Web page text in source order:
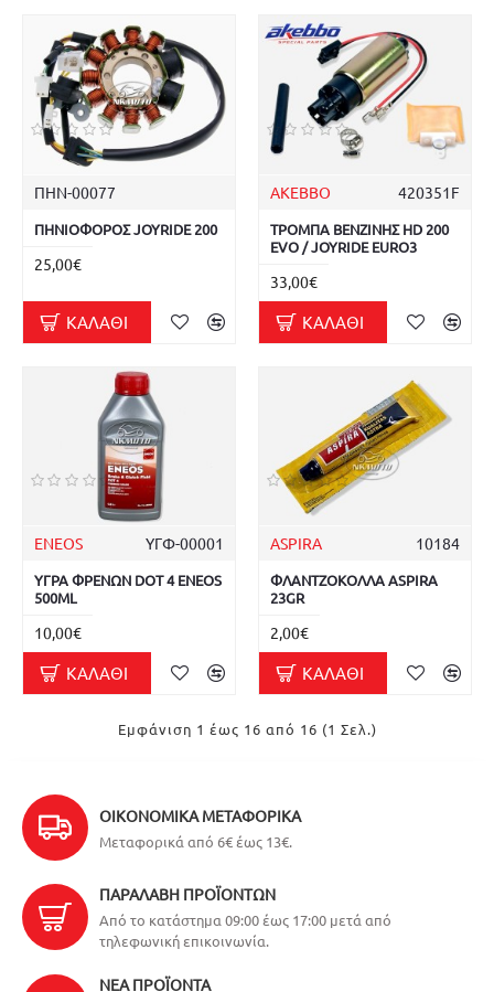
ΠΗΝ-00077
ΠΗΝΙΟΦΟΡΟΣ JOYRIDE 200
25,00€
ΚΑΛΆΘΙ
AKEBBO 420351F
ΤΡΟΜΠΑ ΒΕΝΖΙΝΗΣ HD 200
EVO / JOYRIDE EURO3
33,00€
ΚΑΛΆΘΙ
ENEOS ΥΓΦ-00001
ΥΓΡΑ ΦΡΕΝΩΝ DOT 4 ENEOS
500ML
10,00€
ΚΑΛΆΘΙ
ASPIRA 10184
ΦΛΑΝΤΖΟΚΟΛΛΑ ASPIRA
23GR
2,00€
ΚΑΛΆΘΙ
Εμφάνιση 1 έως 16 από 16 (1 Σελ.)
ΟΙΚΟΝΟΜΙΚΆ ΜΕΤΑΦΟΡΙΚΆ
Μεταφορικά από 6€ έως 13€.
ΠΑΡΑΛΑΒΉ ΠΡΟΪΌΝΤΩΝ
Από το κατάστημα 09:00 έως 17:00 μετά από
τηλεφωνική επικοινωνία.
ΝΈΑ ΠΡΟΪΌΝΤΑ